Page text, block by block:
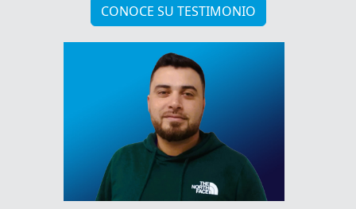
CONOCE SU TESTIMONIO